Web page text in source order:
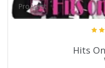
ProArtist
Hits